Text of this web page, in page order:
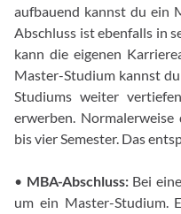
aufbauend kannst du ein
Abschluss ist ebenfalls in
kann die eigenen
Master-Studium kannst
Studiums weiter
erwerben.
bis vier Semester. Das
• MBA-Abschluss:Bei
um ein Master-Studium.